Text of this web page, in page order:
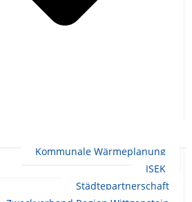
Kommunale Wärmeplanung
ISEK
Städtepartnerschaft